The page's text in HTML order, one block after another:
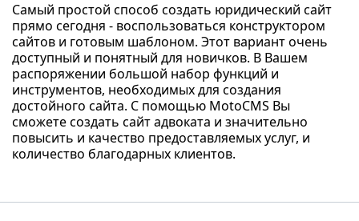
Самый простой способ создать юридический сайт
прямо сегодня - воспользоваться конструктором
сайтов и готовым шаблоном. Этот вариант очень
доступный и понятный для новичков. В Вашем
распоряжении большой набор функций и
инструментов, необходимых для создания
достойного сайта. С помощью MotoCMS Вы
сможете создать сайт адвоката и значительно
повысить и качество предоставляемых услуг, и
количество благодарных клиентов.